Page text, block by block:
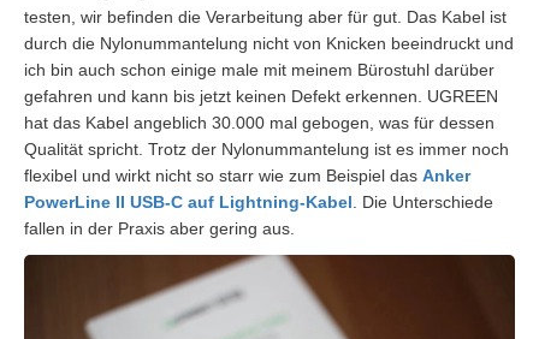
testen, wir befinden die Verarbeitung aber für gut. Das Kabel ist
durch die Nylonummantelung nicht von Knicken beeindruckt und
ich bin auch schon einige male mit meinem Bürostuhl darüber
gefahren und kann bis jetzt keinen Defekt erkennen. UGREEN
hat das Kabel angeblich 30.000 mal gebogen, was für dessen
Qualität spricht. Trotz der Nylonummantelung ist es immer noch
flexibel und wirkt nicht so starr wie zum Beispiel das Anker
PowerLine II USB-C auf Lightning-Kabel. Die Unterschiede
fallen in der Praxis aber gering aus.